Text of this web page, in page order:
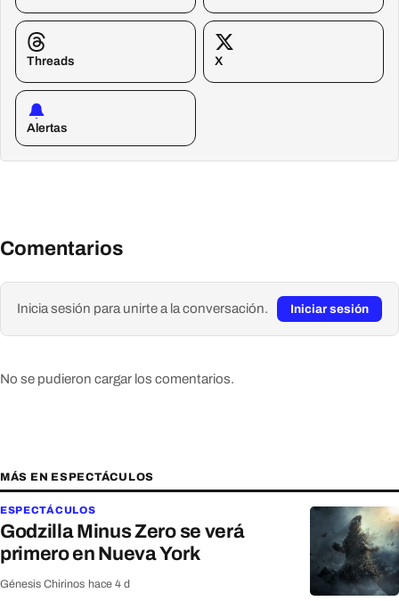
Threads X
Alertas
Comentarios
Inicia sesión para unirte a la conversación. Iniciar sesión
No se pudieron cargar los comentarios.
MÁS EN ESPECTÁCULOS
ESPECTÁCULOS
Godzilla Minus Zero se verá
primero en Nueva York
Génesis Chirinos hace 4 d